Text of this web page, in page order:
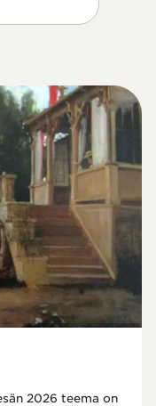
2026 teema on